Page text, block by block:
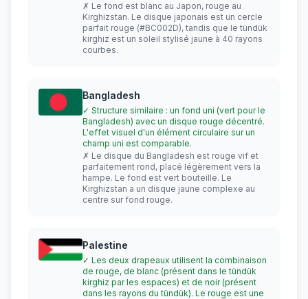
✗ Le fond est blanc au Japon, rouge au
Kirghizstan. Le disque japonais est un cercle
parfait rouge (#BC002D), tandis que le tündük
kirghiz est un soleil stylisé jaune à 40 rayons
courbes.
Bangladesh
✓ Structure similaire : un fond uni (vert pour le
Bangladesh) avec un disque rouge décentré.
L'effet visuel d'un élément circulaire sur un
champ uni est comparable.
✗ Le disque du Bangladesh est rouge vif et
parfaitement rond, placé légèrement vers la
hampe. Le fond est vert bouteille. Le
Kirghizstan a un disque jaune complexe au
centre sur fond rouge.
Palestine
✓ Les deux drapeaux utilisent la combinaison
de rouge, de blanc (présent dans le tündük
kirghiz par les espaces) et de noir (présent
dans les rayons du tündük). Le rouge est une